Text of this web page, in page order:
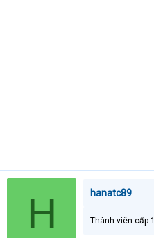
H hanatc89
Thành viên cấp 1